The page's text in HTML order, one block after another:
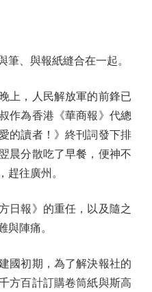
、與報紙縫合在一起。
，人民解放軍的前鋒已
作為香港《華商報》代總
的讀者！》終刊詞發下排
晨分散吃了早餐，便神不
趕往廣州。
報》的重任，以及隨之
與陣痛。
初期，為了解決報社的
方百計訂購卷筒紙與斯高